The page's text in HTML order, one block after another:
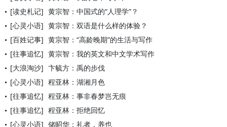
[读史札记] 黄宗智：中国式的“人理学”？
[心灵小语] 黄宗智：双语是什么样的体验？
[百姓记事] 黄宗智：“高龄晚期”的生活与写作
[往事追忆] 黄宗智：我的英文和中文学术写作
[大浪淘沙] 卞毓方：禹的步伐
[心灵小语] 程亚林：湖湘月色
[往事追忆] 程亚林：事非春梦岂无痕
[往事追忆] 程亚林：拒绝回忆
[心灵小语] 储昭华：礼者，养也